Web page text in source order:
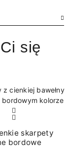
się
skarpety
bordowe